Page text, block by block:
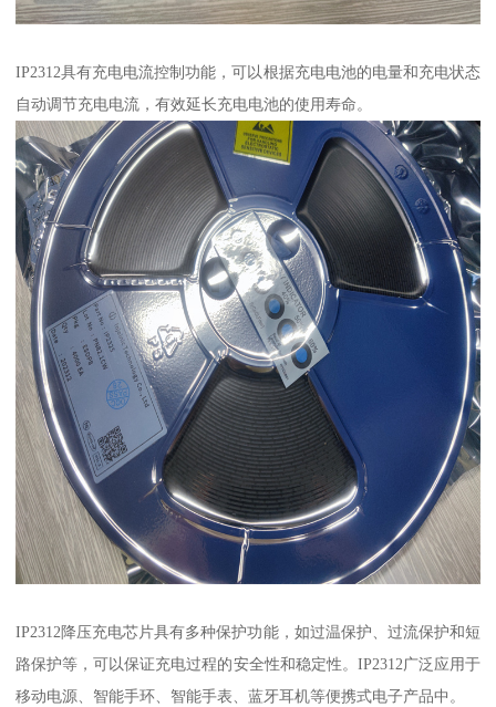
IP2312具有充电电流控制功能，可以根据充电电池的电量和充电状态
自动调节充电电流，有效延长充电电池的使用寿命。
IP2312降压充电芯片具有多种保护功能，如过温保护、过流保护和短
路保护等，可以保证充电过程的安全性和稳定性。IP2312广泛应用于
移动电源、智能手环、智能手表、蓝牙耳机等便携式电子产品中。